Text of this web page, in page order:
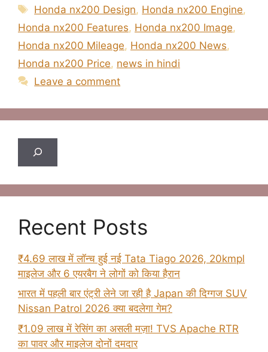
Tags
Honda nx200 Design, Honda nx200 Engine,
Honda nx200 Features, Honda nx200 Image,
Honda nx200 Mileage, Honda nx200 News,
Honda nx200 Price, news in hindi
Leave a comment
Recent Posts
₹4.69 लाख में लॉन्च हुई नई Tata Tiago 2026, 20kmpl
माइलेज और 6 एयरबैग ने लोगों को किया हैरान
भारत में पहली बार एंट्री लेने जा रही है Japan की दिग्गज SUV
Nissan Patrol 2026 क्या बदलेगा गेम?
₹1.09 लाख में रेसिंग का असली मज़ा! TVS Apache RTR
का पावर और माइलेज दोनों दमदार